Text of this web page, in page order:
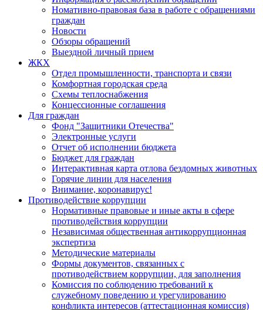
Номативно-правовая база в работе с обращениями
граждан
Новости
Обзоры обращений
Выездной личный прием
ЖКХ
Отдел промышленности, транспорта и связи
Комфортная городская среда
Схемы теплоснабжения
Концессионные соглашения
Для граждан
Фонд "Защитники Отечества"
Электронные услуги
Отчет об исполнении бюджета
Бюджет для граждан
Интерактивная карта отлова бездомных животных
Горячие линии для населения
Внимание, коронавирус!
Противодействие коррупции
Нормативные правовые и иные акты в сфере
противодействия коррупции
Независимая общественная антикоррупционная
экспертиза
Методические материалы
Формы документов, связанных с
противодействием коррупции, для заполнения
Комиссия по соблюдению требований к
служебному поведению и урегулированию
конфликта интересов (аттестационная комиссия)